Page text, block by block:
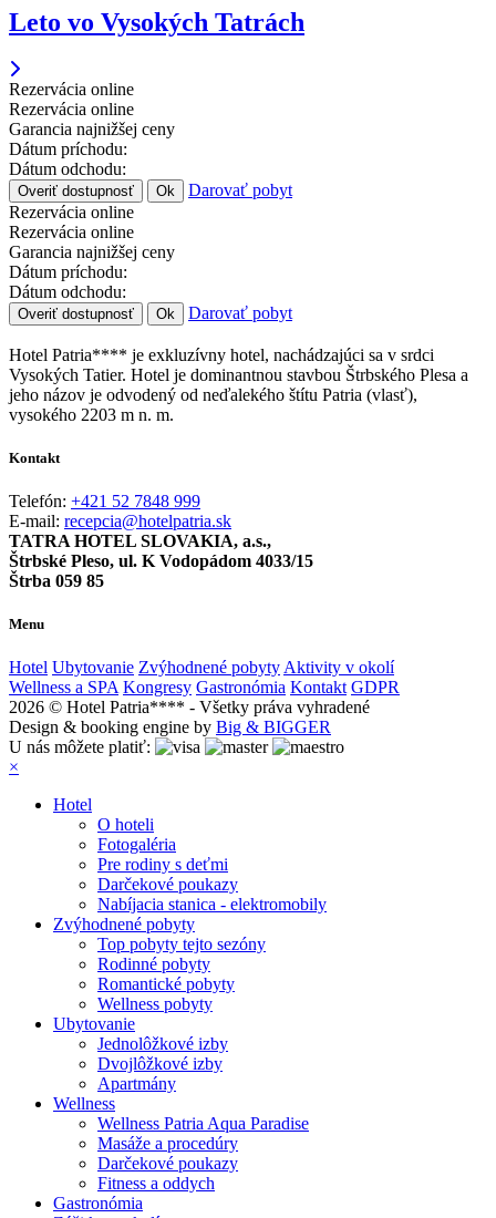
Leto vo Vysokých Tatrách
Rezervácia online
Rezervácia online
Garancia najnižšej ceny
Dátum príchodu:
Dátum odchodu:
Overiť dostupnosť Ok
Darovať pobyt
Rezervácia online
Rezervácia online
Garancia najnižšej ceny
Dátum príchodu:
Dátum odchodu:
Overiť dostupnosť Ok Darovať pobyt
Hotel Patria**** je exkluzívny hotel, nachádzajúci sa v srdci
Vysokých Tatier. Hotel je dominantnou stavbou Štrbského Plesa a
jeho názov je odvodený od neďalekého štítu Patria (vlasť),
vysokého 2203 m n. m.
Kontakt
Telefón: +421 52 7848 999
E-mail: recepcia@hotelpatria.sk
TATRA HOTEL SLOVAKIA, a.s.,
Štrbské Pleso, ul. K Vodopádom 4033/15
Štrba 059 85
Menu
Hotel Ubytovanie Zvýhodnené pobytyAktivity v okolí
Wellness a SPA Kongresy Gastronómia Kontakt GDPR
2026 © Hotel Patria**** - Všetky práva vyhradené
Design & booking engine by Big & BIGGER
U nás môžete platiť:
×
Hotel
O hoteli
Fotogaléria
Pre rodiny s deťmi
Darčekové poukazy
Nabíjacia stanica - elektromobily
Zvýhodnené pobyty
Top pobyty tejto sezóny
Rodinné pobyty
Romantické pobyty
Wellness pobyty
Ubytovanie
Jednolôžkové izby
Dvojlôžkové izby
Apartmány
Wellness
Wellness Patria Aqua Paradise
Masáže a procedúry
Darčekové poukazy
Fitness a oddych
Gastronómia